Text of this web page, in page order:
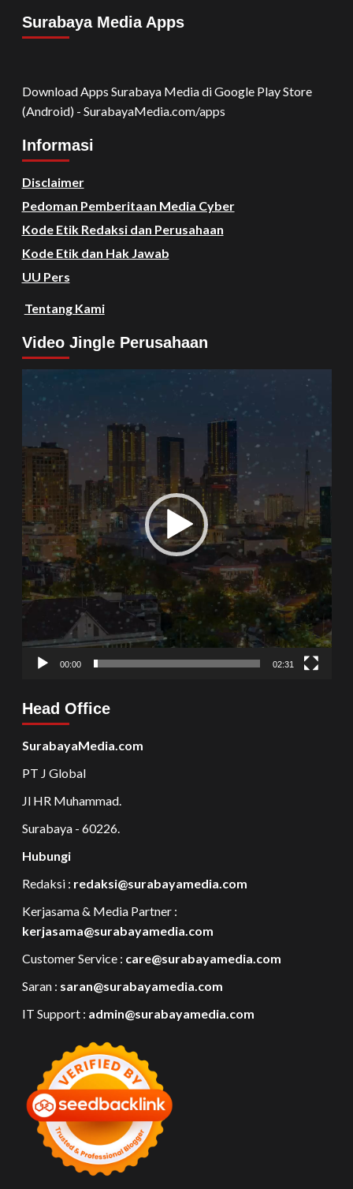
Surabaya Media Apps
Download Apps Surabaya Media di Google Play Store
(Android) - SurabayaMedia.com/apps
Informasi
Disclaimer
Pedoman Pemberitaan Media Cyber
Kode Etik Redaksi dan Perusahaan
Kode Etik dan Hak Jawab
UU Pers
Tentang Kami
Video Jingle Perusahaan
Video
Player
00:00 02:31
Head Office
SurabayaMedia.com
PT J Global
Jl HR Muhammad.
Surabaya - 60226.
Hubungi
Redaksi : redaksi@surabayamedia.com
Kerjasama & Media Partner :
kerjasama@surabayamedia.com
Customer Service : care@surabayamedia.com
Saran : saran@surabayamedia.com
IT Support : admin@surabayamedia.com